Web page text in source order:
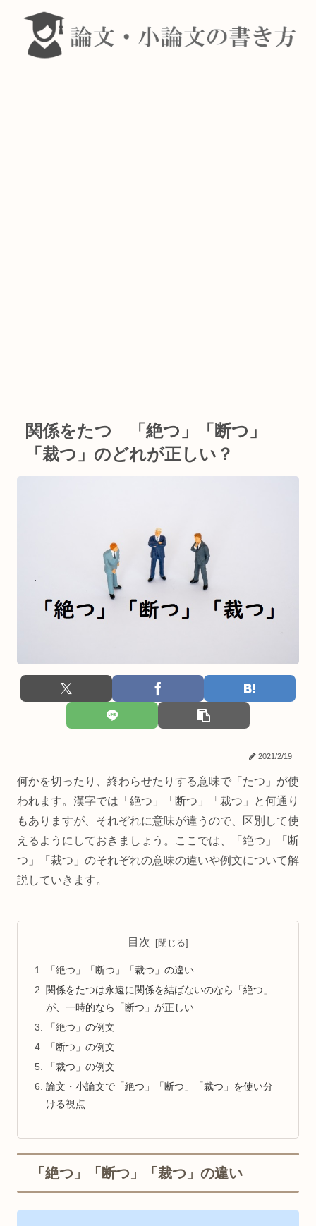
関係をたつ 「絶つ」「断つ」
「裁つ」のどれが正しい？
2021/2/19
何かを切ったり、終わらせたりする意味で「たつ」が使
われます。漢字では「絶つ」「断つ」「裁つ」と何通り
もありますが、それぞれに意味が違うので、区別して使
えるようにしておきましょう。ここでは、「絶つ」「断
つ」「裁つ」のそれぞれの意味の違いや例文について解
説していきます。
目次
「絶つ」「断つ」「裁つ」の違い
関係をたつは永遠に関係を結ばないのなら「絶つ」
が、一時的なら「断つ」が正しい
「絶つ」の例文
「断つ」の例文
「裁つ」の例文
論文・小論文で「絶つ」「断つ」「裁つ」を使い分
ける視点
「絶つ」「断つ」「裁つ」の違い